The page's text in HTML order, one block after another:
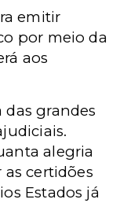
emitir
por meio da
aos
das grandes
alegria
certidões
Estados já